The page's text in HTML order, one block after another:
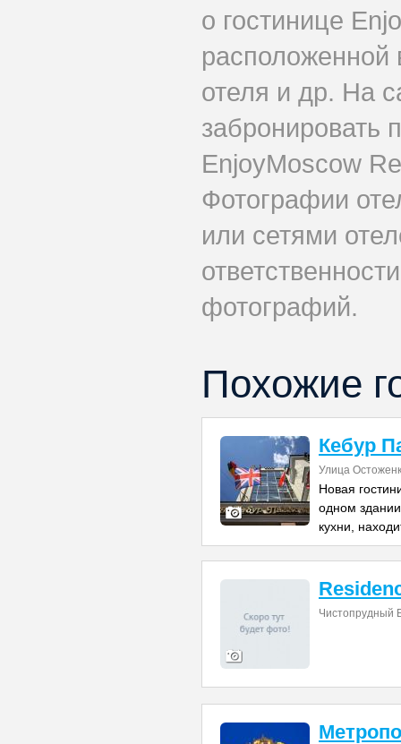
о гостинице
отеля и др. На
забронировать
EnjoyMoscow
Фотографии
или сетями
фотографий.
Похожие
Кебур
Улица
Новая
одном
кухни,
Чистопрудный